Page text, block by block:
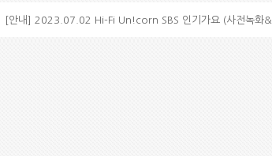
[안내] 2023.07.02 Hi-Fi Un!corn SBS 인기가요 (사전녹화&